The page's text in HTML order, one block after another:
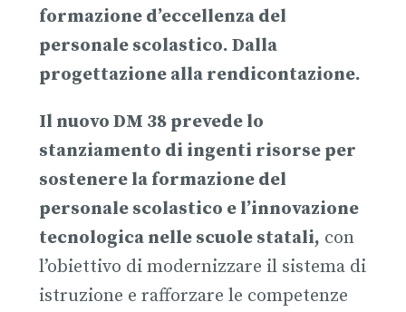
formazione d’eccellenza del
personale scolastico. Dalla
progettazione alla rendicontazione.
Il nuovo DM 38prevede lo
stanziamento di ingenti risorse per
sostenere la formazione del
personale scolastico e l’innovazione
tecnologica nelle scuole statali, con
l’obiettivo di modernizzare il sistema di
istruzione e rafforzare le competenze